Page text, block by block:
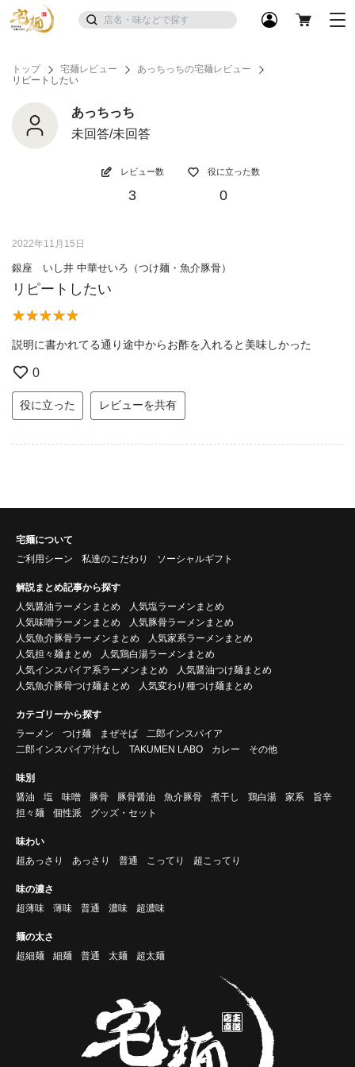
トップ 宅麺レビュー
あっちっちの宅麺レビュー
リピートしたい
あっちっち
未回答/未回答
レビュー数
3
役に立った数
0
2022年11月15日
銀座 いし井 中華せいろ（つけ麺・魚介豚骨）
リピートしたい
説明に書かれてる通り途中からお酢を入れると美味しかった
0
役に立った レビューを共有
宅麺について
ご利用シーン
私達のこだわり ソーシャルギフト
解説まとめ記事から探す
人気醤油ラーメンまとめ
人気塩ラーメンまとめ
人気味噌ラーメンまとめ
人気豚骨ラーメンまとめ
人気魚介豚骨ラーメンまとめ
人気家系ラーメンまとめ
人気担々麺まとめ
人気鶏白湯ラーメンまとめ
人気インスパイア系ラーメンまとめ
人気醤油つけ麺まとめ
人気魚介豚骨つけ麺まとめ
人気変わり種つけ麺まとめ
カテゴリーから探す
ラーメン
つけ麺 まぜそば
二郎インスパイア
二郎インスパイア汁なし
TAKUMEN LABO カレー その他
味別
醤油
塩 味噌 豚骨 豚骨醤油 魚介豚骨 煮干し 鶏白湯 家系
旨辛
担々麺
個性派 グッズ・セット
味わい
超あっさり
あっさり 普通 こってり 超こってり
味の濃さ
超薄味
薄味 普通 濃味 超濃味
麺の太さ
超細麺
細麺 普通 太麺 超太麺